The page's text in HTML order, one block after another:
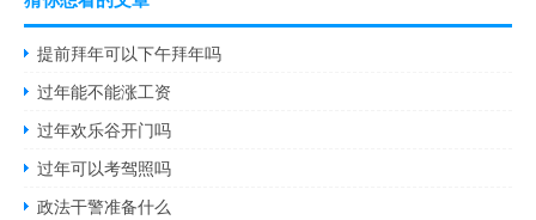
提前拜年可以下午拜年吗
过年能不能涨工资
过年欢乐谷开门吗
过年可以考驾照吗
政法干警准备什么